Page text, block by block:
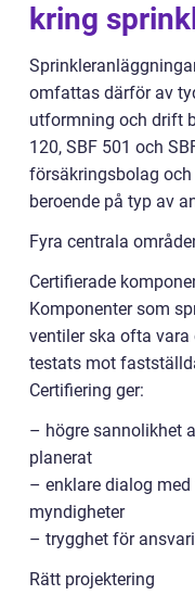
kring
omfattas därför av
utformning och drift
120, SBF 501 och
försäkringsbolag
beroende på typ av
Fyra centrala
Certifierade
Komponenter som
ventiler ska ofta vara
testats mot
Certifiering ger:
– högre sannolikhet
planerat
– enklare dialog
myndigheter
– trygghet för
Rätt projektering